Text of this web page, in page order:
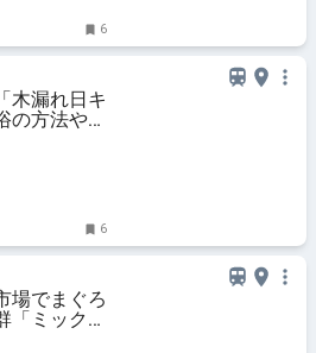
6
木漏れ日キ
の方法やモ
～人生
6
場でまぐろ
「ミックス